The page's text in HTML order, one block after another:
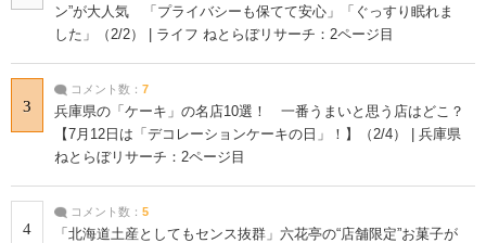
ン”が大人気 「プライバシーも保てて安心」「ぐっすり眠れま
した」（2/2） | ライフ ねとらぼリサーチ：2ページ目
3
コメント数： 7
兵庫県の「ケーキ」の名店10選！ 一番うまいと思う店はどこ？
【7月12日は「デコレーションケーキの日」！】（2/4） | 兵庫県
ねとらぼリサーチ：2ページ目
4
コメント数： 5
「北海道土産としてもセンス抜群」六花亭の“店舗限定”お菓子が